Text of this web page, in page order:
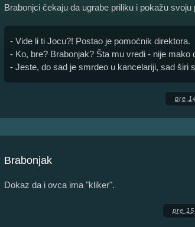
Brabonjci čekaju da ugrabe priliku i pokažu
- Vide li ti Jocu?! Postao je pomoćnik direktora.
- Ko, bre? Brabonjak? Šta mu vredi - nije mako
- Jeste, do sad je smrdeo u kancelariji, sad širi
pre
Brabonjak
Dokaz da i ovca ima "kliker".
pre